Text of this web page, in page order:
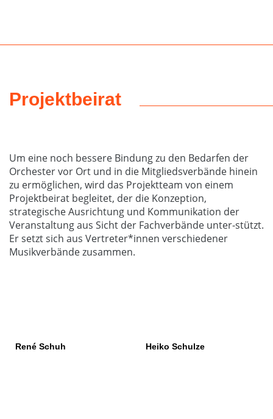
Projektbeirat
Um eine noch bessere Bindung zu den Bedarfen der
Orchester vor Ort und in die Mitgliedsverbände hinein
zu ermöglichen, wird das Projektteam von einem
Projektbeirat begleitet, der die Konzeption,
strategische Ausrichtung und Kommunikation der
Veranstaltung aus Sicht der Fachverbände unter-stützt.
Er setzt sich aus Vertreter*innen verschiedener
Musikverbände zusammen.
René Schuh Heiko Schulze